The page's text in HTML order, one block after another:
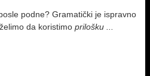
podne? Gramatički je ispravno
da koristimo prilošku ...